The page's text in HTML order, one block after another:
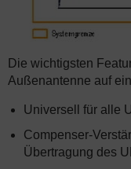
Die wichtigsten
Außenantenne auf
Universell für alle
Compenser-
Übertragung des